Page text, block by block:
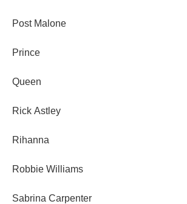
Post Malone
Prince
Queen
Rick Astley
Rihanna
Robbie Williams
Sabrina Carpenter